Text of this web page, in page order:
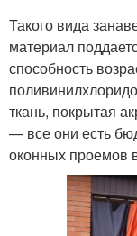
Такого вида
материал
способность
ткань, покрытая
— все они есть
оконных проемов